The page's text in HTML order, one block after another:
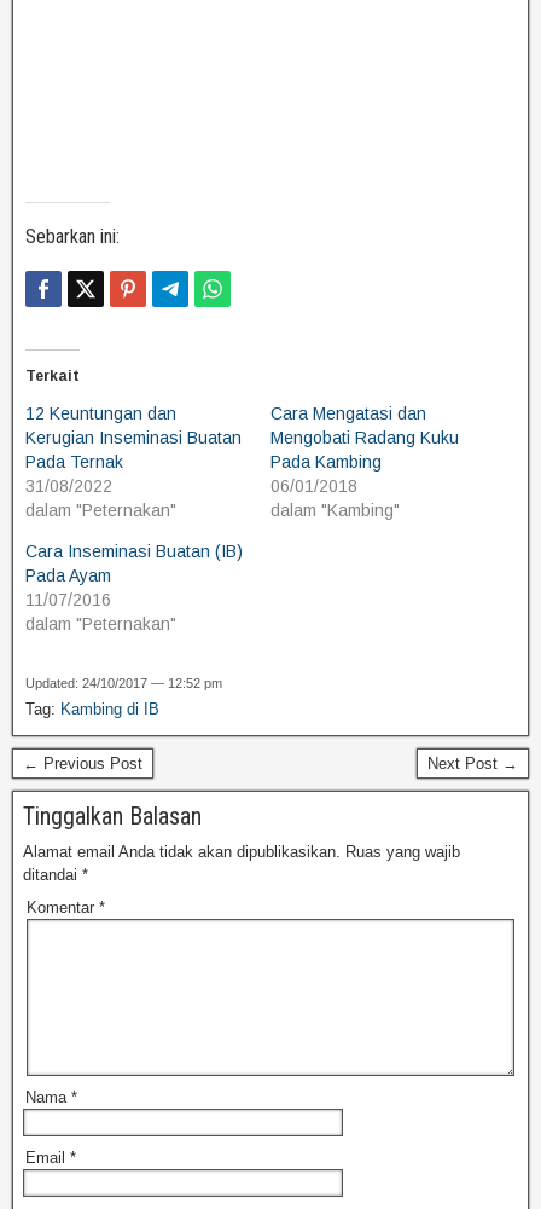
Sebarkan ini:
Terkait
12 Keuntungan dan
Kerugian Inseminasi Buatan
Pada Ternak
31/08/2022
dalam "Peternakan"
Cara Mengatasi dan
Mengobati Radang Kuku
Pada Kambing
06/01/2018
dalam "Kambing"
Cara Inseminasi Buatan (IB)
Pada Ayam
11/07/2016
dalam "Peternakan"
Updated: 24/10/2017 — 12:52 pm
Tag: Kambing di IB
← Previous Post Next Post →
Tinggalkan Balasan
Alamat email Anda tidak akan dipublikasikan. Ruas yang wajib
ditandai *
Komentar *
Nama *
Email *